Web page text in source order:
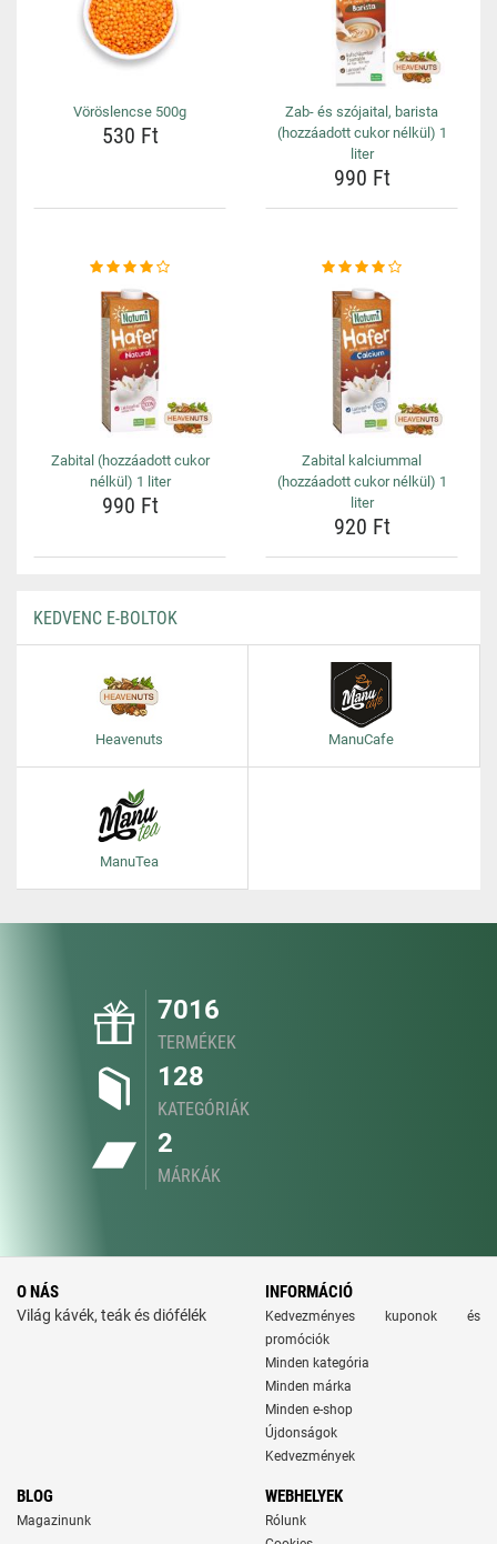
Vöröslencse 500g
530 Ft
Zab- és szójaital, barista
(hozzáadott cukor nélkül) 1
liter
990 Ft
Zabital (hozzáadott cukor
nélkül) 1 liter
990 Ft
Zabital kalciummal
(hozzáadott cukor nélkül) 1
liter
920 Ft
KEDVENC E-BOLTOK
Heavenuts ManuCafe
ManuTea
7016
TERMÉKEK
128
KATEGÓRIÁK
2
MÁRKÁK
O NÁS
Világ kávék, teák és diófélék
INFORMÁCIÓ
Kedvezményes kuponok és
promóciók
Minden kategória
Minden márka
Minden e-shop
Újdonságok
Kedvezmények
BLOG
Magazinunk
WEBHELYEK
Rólunk